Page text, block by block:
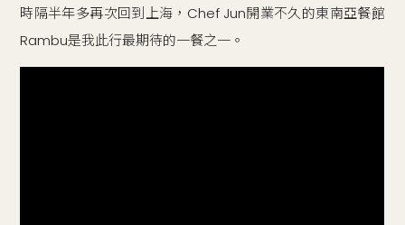
時隔半年多再次回到上海，Chef Jun開業不久的東南亞餐館
Rambu是我此行最期待的一餐之一。